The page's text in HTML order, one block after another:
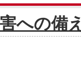
への備